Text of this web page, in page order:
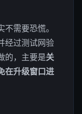
需要恐慌。
经过测试网验
的，主要是关
在升级窗口进